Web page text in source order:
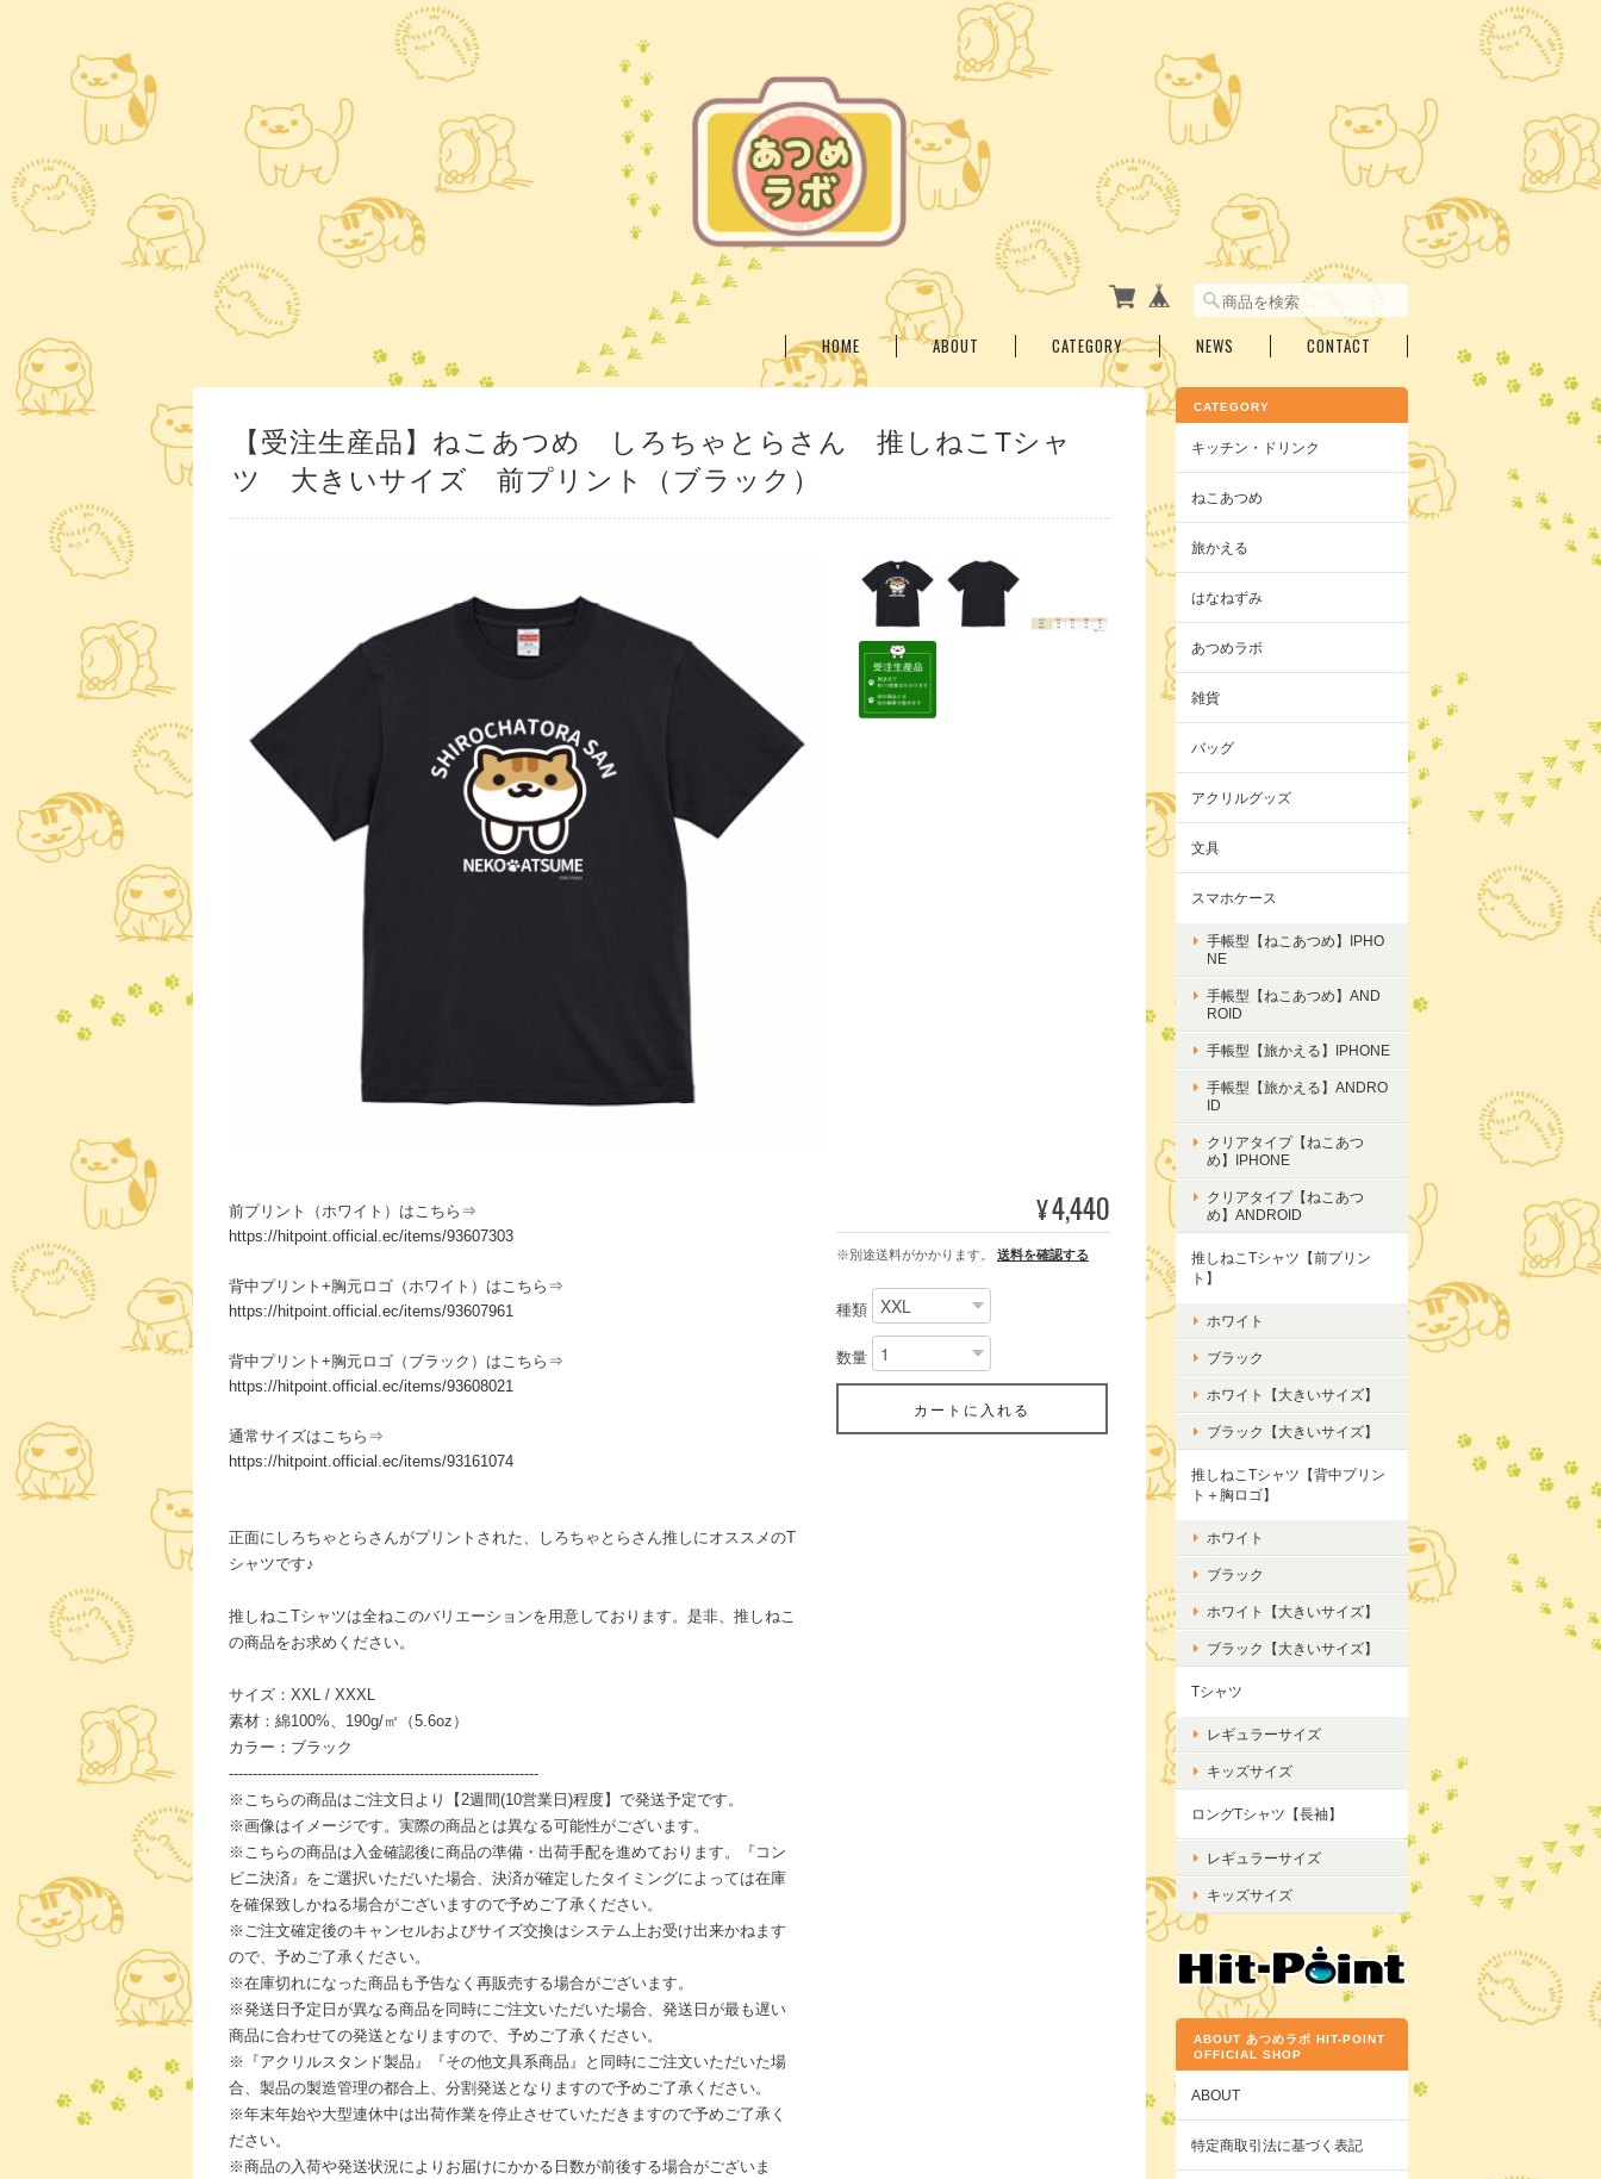
HOME ABOUT CATEGORY NEWS CONTACT
【受注生産品】ねこあつめ しろちゃとらさん 推しねこTシャ
ツ 大きいサイズ 前プリント（ブラック）
前プリント（ホワイト）はこちら⇒
https://hitpoint.official.ec/items/93607303
背中プリント+胸元ロゴ（ホワイト）はこちら⇒
https://hitpoint.official.ec/items/93607961
背中プリント+胸元ロゴ（ブラック）はこちら⇒
https://hitpoint.official.ec/items/93608021
通常サイズはこちら⇒
https://hitpoint.official.ec/items/93161074
正面にしろちゃとらさんがプリントされた、しろちゃとらさん推しにオススメのT
シャツです♪
推しねこTシャツは全ねこのバリエーションを用意しております。是非、推しねこ
の商品をお求めください。
サイズ：XXL / XXXL
素材：綿100%、190g/㎡（5.6oz）
カラー：ブラック
-----------------------------------------------------------------
※こちらの商品はご注文日より【2週間(10営業日)程度】で発送予定です。
※画像はイメージです。実際の商品とは異なる可能性がございます。
※こちらの商品は入金確認後に商品の準備・出荷手配を進めております。『コン
ビニ決済』をご選択いただいた場合、決済が確定したタイミングによっては在庫
を確保致しかねる場合がございますので予めご了承ください。
※ご注文確定後のキャンセルおよびサイズ交換はシステム上お受け出来かねます
ので、予めご了承ください。
※在庫切れになった商品も予告なく再販売する場合がございます。
※発送日予定日が異なる商品を同時にご注文いただいた場合、発送日が最も遅い
商品に合わせての発送となりますので、予めご了承ください。
※『アクリルスタンド製品』『その他文具系商品』と同時にご注文いただいた場
合、製品の製造管理の都合上、分割発送となりますので予めご了承ください。
※年末年始や大型連休中は出荷作業を停止させていただきますので予めご了承く
ださい。
※商品の入荷や発送状況によりお届けにかかる日数が前後する場合がございま
¥4,440
※別途送料がかかります。 送料を確認する
種類
数量
カートに入れる
CATEGORY
キッチン・ドリンク
ねこあつめ
旅かえる
はなねずみ
あつめラボ
雑貨
バッグ
アクリルグッズ
文具
スマホケース
手帳型【ねこあつめ】IPHO
NE
手帳型【ねこあつめ】AND
ROID
手帳型【旅かえる】IPHONE
手帳型【旅かえる】ANDRO
ID
クリアタイプ【ねこあつ
め】IPHONE
クリアタイプ【ねこあつ
め】ANDROID
推しねこTシャツ【前プリン
ト】
ホワイト
ブラック
ホワイト【大きいサイズ】
ブラック【大きいサイズ】
推しねこTシャツ【背中プリン
ト＋胸ロゴ】
ホワイト
ブラック
ホワイト【大きいサイズ】
ブラック【大きいサイズ】
Tシャツ
レギュラーサイズ
キッズサイズ
ロングTシャツ【長袖】
レギュラーサイズ
キッズサイズ
ABOUT あつめラボ HIT-POINT
OFFICIAL SHOP
ABOUT
特定商取引法に基づく表記